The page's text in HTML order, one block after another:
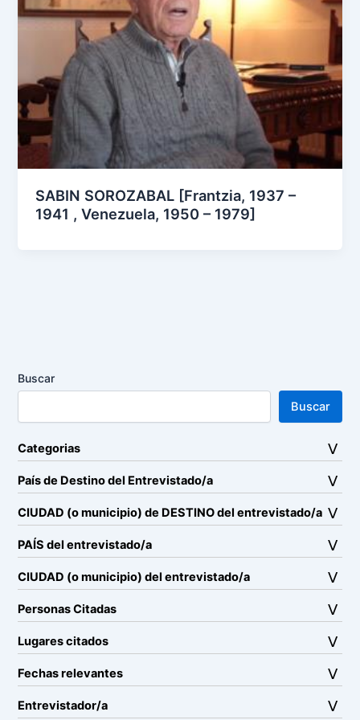
SABIN SOROZABAL [Frantzia, 1937 –
1941 , Venezuela, 1950 – 1979]
Buscar
Buscar
Categorias
País de Destino del Entrevistado/a
CIUDAD (o municipio) de DESTINO del entrevistado/a
PAÍS del entrevistado/a
CIUDAD (o municipio) del entrevistado/a
Personas Citadas
Lugares citados
Fechas relevantes
Entrevistador/a